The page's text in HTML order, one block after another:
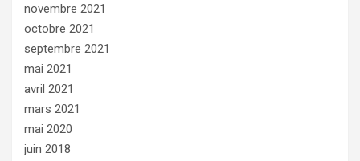
novembre 2021
octobre 2021
septembre 2021
mai 2021
avril 2021
mars 2021
mai 2020
juin 2018